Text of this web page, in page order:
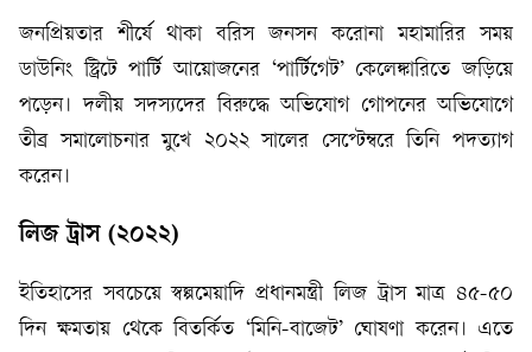
জনপ্রিয়তার শীর্ষে থাকা বরিস জনসন করোনা মহামারির সময়
ডাউনিং স্ট্রিটে পার্টি আয়োজনের ‘পার্টিগেট’ কেলেঙ্কারিতে জড়িয়ে
পড়েন। দলীয় সদস্যদের বিরুদ্ধে অভিযোগ গোপনের অভিযোগে
তীব্র সমালোচনার মুখে ২০২২ সালের সেপ্টেম্বরে তিনি পদত্যাগ
করেন।
লিজ ট্রাস (২০২২)
ইতিহাসের সবচেয়ে স্বল্পমেয়াদি প্রধানমন্ত্রী লিজ ট্রাস মাত্র ৪৫-৫০
দিন ক্ষমতায় থেকে বিতর্কিত ‘মিনি-বাজেট’ ঘোষণা করেন। এতে